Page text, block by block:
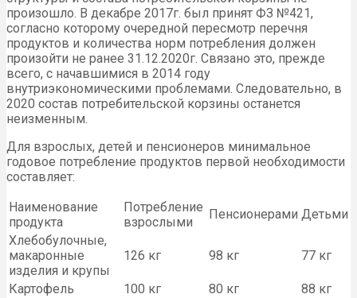
произошло. В декабре 2017г. был принят ФЗ №421,
согласно которому очередной пересмотр перечня
продуктов и количества норм потребления должен
произойти не ранее 31.12.2020г. Связано это, прежде
всего, с начавшимися в 2014 году
внутриэкономическими проблемами. Следовательно, в
2020 состав потребительской корзины останется
неизменным.
Для взрослых, детей и пенсионеров минимальное
годовое потребление продуктов первой необходимости
составляет:
Наименование
продукта
Потребление
взрослыми
Пенсионерами Детьми
Хлебобулочные,
макаронные
изделия и крупы
126 кг 98 кг 77 кг
Картофель 100 кг 80 кг
88 кг